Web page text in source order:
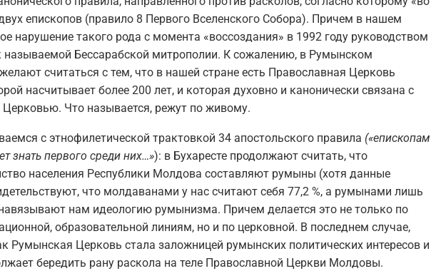
епископов (правило 8 Первого Вселенского Собора). Причем в нашем
нарушение такого рода с момента «воссоздания» в 1992 году руководством
Бессарабской митрополии. К сожалению, в Румынском
считаться с тем, что в нашей стране есть Православная Церковь
насчитывает более 200 лет, и которая духовно и канонически связана с
Церковью. Что называется, режут по живому.
с этнофилетической трактовкой 34 апостольского правила («епископам
знать первого среди них…»): в Бухаресте продолжают считать, что
населения Республики Молдова составляют румыны (хотя данные
что молдаванами у нас считают себя 77,2 %, а румынами лишь
нам идеологию румынизма. Причем делается это не только по
образовательной линиям, но и по церковной. В последнем случае,
Церковь стала заложницей румынских политических интересов и
бередить рану раскола на теле Православной Церкви Молдовы.